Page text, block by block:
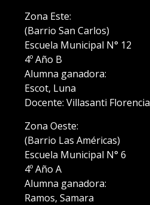
Zona Este:
(Barrio San Carlos)
Escuela Municipal N° 12
4º Año B
Alumna ganadora:
Escot, Luna
Docente: Villasanti Florencia
Zona Oeste:
(Barrio Las Américas)
Escuela Municipal N° 6
4º Año A
Alumna ganadora:
Ramos, Samara